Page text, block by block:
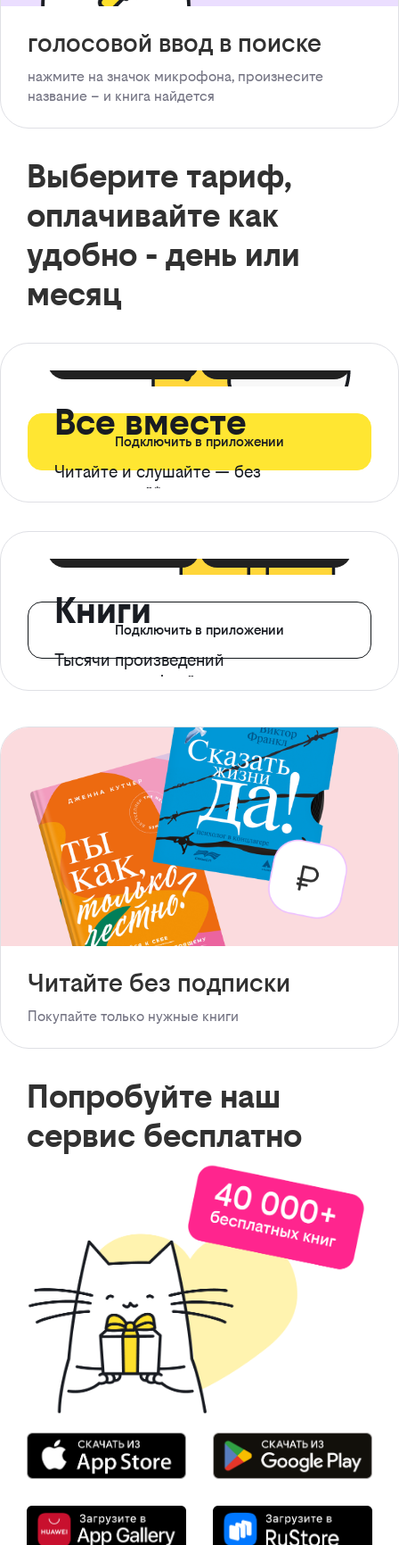
голосовой ввод в поиске
нажмите на значок микрофона, произнесите
название – и книга найдется
Выберите тариф,
оплачивайте как
удобно - день или
месяц
Все вместе
Читайте и слушайте — без
ограничений*
Подключить в приложении
Книги
Тысячи произведений
с доступом офлайн
Подключить в приложении
Читайте без подписки
Покупайте только нужные книги
Попробуйте наш
сервис бесплатно